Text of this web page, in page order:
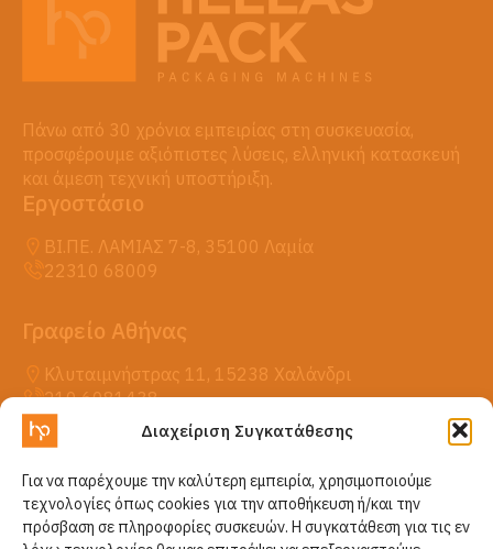
Διαχείριση Συγκατάθεσης
Για να παρέχουμε την καλύτερη εμπειρία, χρησιμοποιούμε
τεχνολογίες όπως cookies για την αποθήκευση ή/και την
πρόσβαση σε πληροφορίες συσκευών. Η συγκατάθεση για τις εν
Πάνω από 30 χρόνια εμπειρίας στη συσκευασία,
προσφέρουμε αξιόπιστες λύσεις, ελληνική κατασκευή
και άμεση τεχνική υποστήριξη.
Εργοστάσιο
ΒΙ.ΠΕ. ΛΑΜΙΑΣ 7-8, 35100 Λαμία
22310 68009
Γραφείο Αθήνας
Κλυταιμνήστρας 11, 15238 Χαλάνδρι
210 6081438
Προϊόντα
Νέα
Επικοινωνία